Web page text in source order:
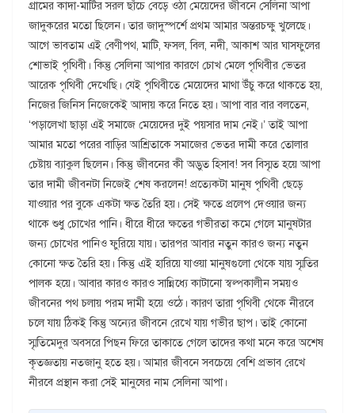
গ্রামের কাদা-মাটির সরল ছাঁচে বেড়ে ওঠা মেয়েদের জীবনে সেলিনা আপা
জাদুকরের মতো ছিলেন। তার জাদুস্পর্শে প্রথম আমার অন্তরচক্ষু খুলেছে।
আগে ভাবতাম এই বেণীপথ, মাটি, ফসল, বিল, নদী, আকাশ আর ঘাসফুলের
শোভাই পৃথিবী। কিন্তু সেলিনা আপার কারণে চোখ মেলে পৃথিবীর ভেতর
আরেক পৃথিবী দেখেছি। যেই পৃথিবীতে মেয়েদের মাথা উঁচু করে থাকতে হয়,
নিজের জিনিস নিজেকেই আদায় করে নিতে হয়। আপা বার বার বলতেন,
‘পড়ালেখা ছাড়া এই সমাজে মেয়েদের দুই পয়সার দাম নেই।’ তাই আপা
আমার মতো পরের বাড়ির আশ্রিতাকে সমাজের ভেতর দামী করে তোলার
চেষ্টায় ব্যাকুল ছিলেন। কিন্তু জীবনের কী অদ্ভুত হিসাব! সব বিস্মৃত হয়ে আপা
তার দামী জীবনটা নিজেই শেষ করলেন! প্রত্যেকটা মানুষ পৃথিবী ছেড়ে
যাওয়ার পর বুকে একটা ক্ষত তৈরি হয়। সেই ক্ষতে প্রলেপ দেওয়ার জন্য
থাকে শুধু চোখের পানি। ধীরে ধীরে ক্ষতের গভীরতা কমে গেলে মানুষটার
জন্য চোখের পানিও ফুরিয়ে যায়। তারপর আবার নতুন কারও জন্য নতুন
কোনো ক্ষত তৈরি হয়। কিন্তু এই হারিয়ে যাওয়া মানুষগুলো থেকে যায় স্মৃতির
পালক হয়ে। আবার কারও কারও সান্নিধ্যে কাটানো স্বল্পকালীন সময়ও
জীবনের পথ চলায় পরম দামী হয়ে ওঠে। কারণ তারা পৃথিবী থেকে নীরবে
চলে যায় ঠিকই কিন্তু অন্যের জীবনে রেখে যায় গভীর ছাপ। তাই কোনো
স্মৃতিমেদুর অবসরে পিছন ফিরে তাকাতে গেলে তাদের কথা মনে করে অশেষ
কৃতজ্ঞতায় নতজানু হতে হয়। আমার জীবনে সবচেয়ে বেশি প্রভাব রেখে
নীরবে প্রস্থান করা সেই মানুষের নাম সেলিনা আপা।